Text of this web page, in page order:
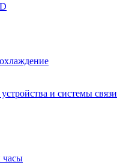
и системы связи
часы